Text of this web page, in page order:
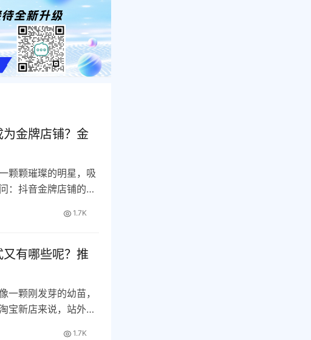
金牌店铺？金
颗颗璀璨的明星，吸
：抖音金牌店铺的商
1.7K
有哪些呢？推
一颗刚发芽的幼苗，
宝新店来说，站外推
1.7K